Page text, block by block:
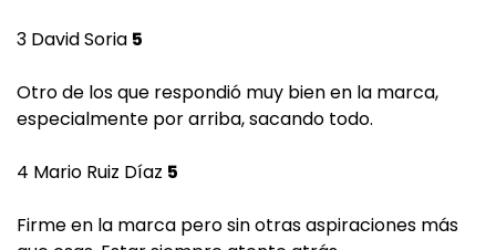
3 David Soria 5
Otro de los que respondió muy bien en la marca,
especialmente por arriba, sacando todo.
4 Mario Ruiz Díaz 5
Firme en la marca pero sin otras aspiraciones más